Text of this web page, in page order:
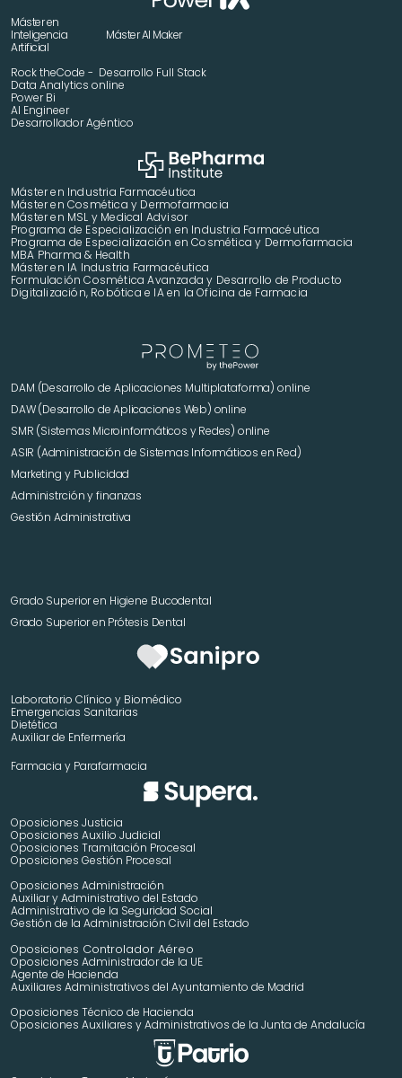
Máster en
Inteligencia
Artificial
Máster AI Maker
Rock theCode -  Desarrollo Full Stack
Data Analytics online
Power Bi
AI Engineer
Desarrollador Agéntico
Máster en Industria Farmacéutica
Máster en Cosmética y Dermofarmacia
Máster en MSL y Medical Advisor
Programa de Especialización en Industria Farmacéutica
Programa de Especialización en Cosmética y Dermofarmacia
MBA Pharma & Health
Máster en IA Industria Farmacéutica
Formulación Cosmética Avanzada y Desarrollo de Producto
Digitalización, Robótica e IA en la Oficina de Farmacia
DAM (Desarrollo de Aplicaciones Multiplataforma) online
DAW (Desarrollo de Aplicaciones Web) online
SMR (Sistemas Microinformáticos y Redes) online
ASIR (Administración de Sistemas Informáticos en Red)
Marketing y Publicidad
Administrción y finanzas
Gestión Administrativa
Grado Superior en Higiene Bucodental
Grado Superior en Prótesis Dental
Laboratorio Clínico y Biomédico
Emergencias Sanitarias
Dietética
Auxiliar de Enfermería
Farmacia y Parafarmacia
Oposiciones Justicia
Oposiciones Auxilio Judicial
Oposiciones Tramitación Procesal
Oposiciones Gestión Procesal
Oposiciones Administración
Auxiliar y Administrativo del Estado
Administrativo de la Seguridad Social
Gestión de la Administración Civil del Estado
Oposiciones Controlador Aéreo
Oposiciones Administrador de la UE
Agente de Hacienda
Auxiliares Administrativos del Ayuntamiento de Madrid
Oposiciones Técnico de Hacienda
Oposiciones Auxiliares y Administrativos de la Junta de Andalucía